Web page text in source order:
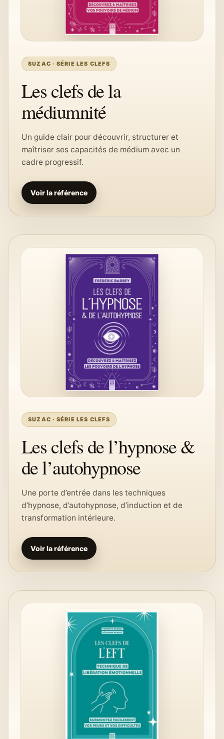
SUZAC · SÉRIE LES CLEFS
Les clefs de la
médiumnité
Un guide clair pour découvrir, structurer et
maîtriser ses capacités de médium avec un
cadre progressif.
Voir la référence
SUZAC · SÉRIE LES CLEFS
Les clefs de l’hypnose &
de l’autohypnose
Une porte d’entrée dans les techniques
d’hypnose, d’autohypnose, d’induction et de
transformation intérieure.
Voir la référence